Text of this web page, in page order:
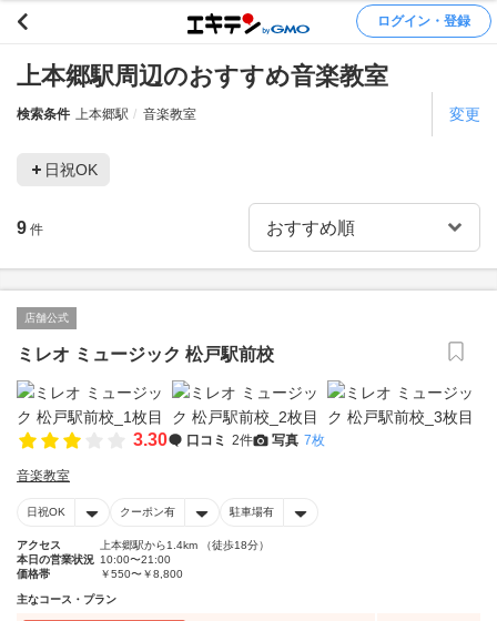
ログイン・登録
上本郷駅周辺のおすすめ音楽教室
検索条件 上本郷駅 音楽教室 変更
日祝OK
9 件
店舗公式
ミレオ ミュージック 松戸駅前校
3.30 口コミ 2件 写真 7枚
音楽教室
日祝OK クーポン有 駐車場有
アクセス
上本郷駅から1.4km （徒歩18分）
本日の営業状況 10:00〜21:00
価格帯
￥550〜￥8,800
主なコース・プラン